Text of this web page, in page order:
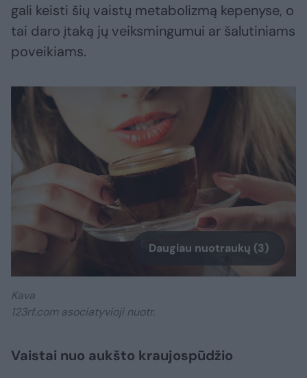
gali keisti šių vaistų metabolizmą kepenyse, o
tai daro įtaką jų veiksmingumui ar šalutiniams
poveikiams.
Daugiau nuotraukų (3)
Kava
123rf.com asociatyvioji nuotr.
Vaistai nuo aukšto kraujospūdžio